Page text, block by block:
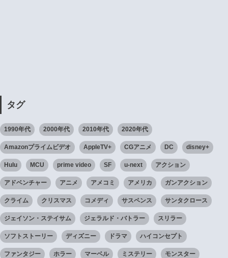
タグ
1990年代 2000年代 2010年代 2020年代
Amazonプライムビデオ AppleTV+ CGアニメ DC disney+
Hulu MCU prime video SF u-next アクション
アドベンチャー アニメ アメコミ アメリカ ガンアクション
クライム クリスマス コメディ サスペンス サンタクロース
ジェイソン・ステイサム ジェラルド・バトラー スリラー
ソフトストーリー ディズニー ドラマ ハイコンセプト
ファンタジー ホラー マーベル ミステリー モンスター